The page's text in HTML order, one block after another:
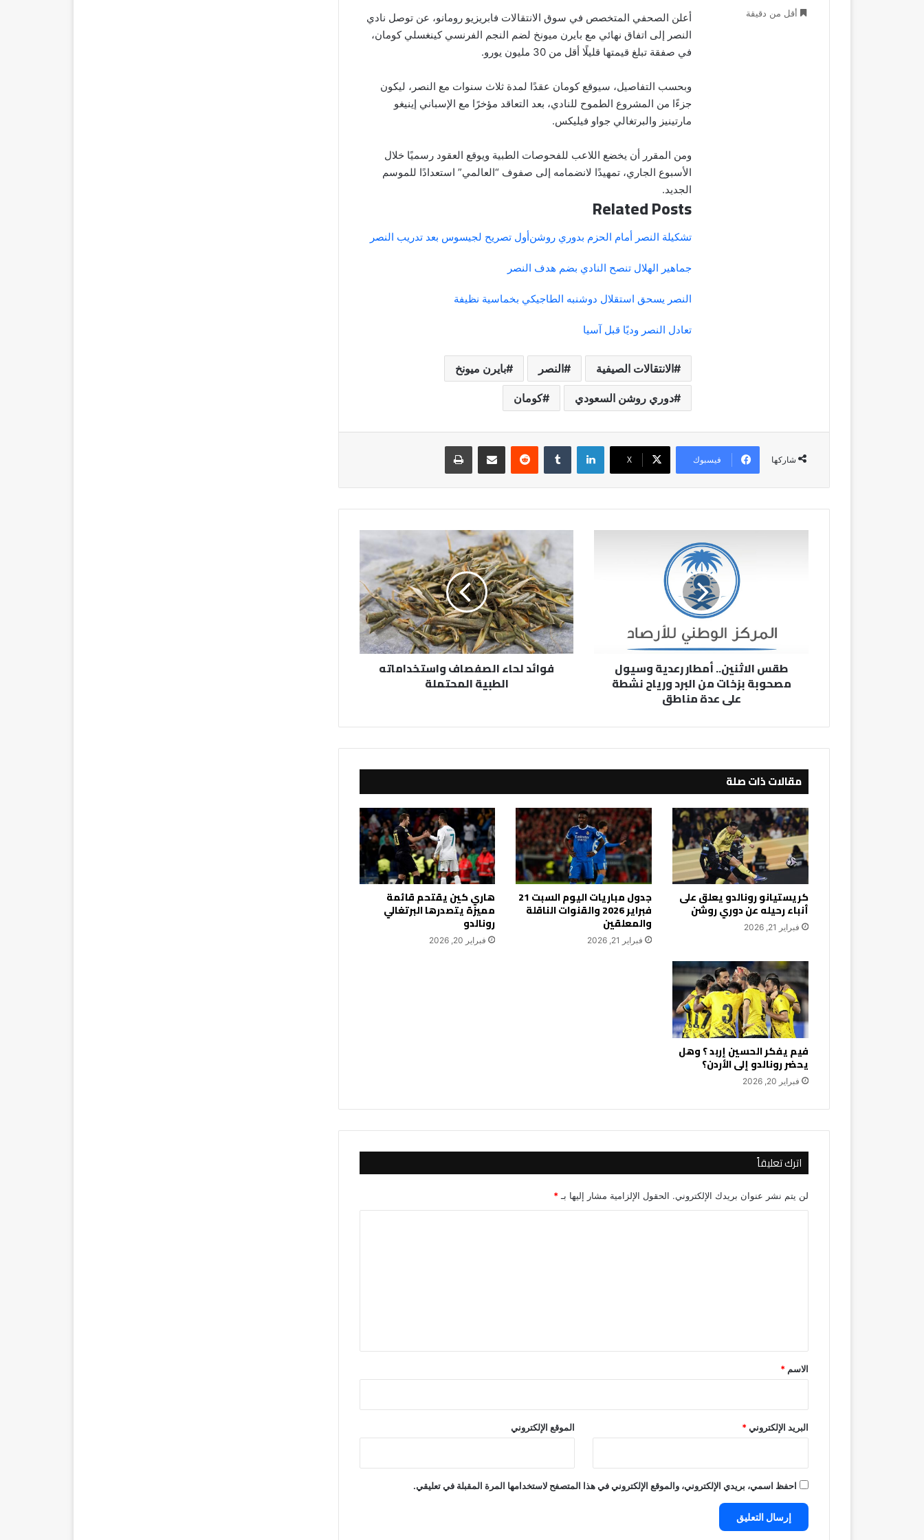
أعلن الصحفي المتخصص في سوق الانتقالات فابريزيو رومانو، عن توصل نادي
النصر إلى اتفاق نهائي مع بايرن ميونخ لضم النجم الفرنسي كينغسلي كومان،
في صفقة تبلغ قيمتها قليلًا أقل من 30 مليون يورو.
وبحسب التفاصيل، سيوقع كومان عقدًا لمدة ثلاث سنوات مع النصر، ليكون
جزءًا من المشروع الطموح للنادي، بعد التعاقد مؤخرًا مع الإسباني إينيغو
مارتينيز والبرتغالي جواو فيليكس.
ومن المقرر أن يخضع اللاعب للفحوصات الطبية ويوقع العقود رسميًا خلال
الأسبوع الجاري، تمهيدًا لانضمامه إلى صفوف “العالمي” استعدادًا للموسم
الجديد.
Related Posts
تشكيلة النصر أمام الحزم بدوري روشنأول تصريح لجيسوس بعد تدريب النصر
جماهير الهلال تنصح النادي بضم هدف النصر
النصر يسحق استقلال دوشنبه الطاجيكي بخماسية نظيفة
تعادل النصر وديًا قبل آسيا
الانتقالات الصيفية النصر بايرن ميونخ
دوري روشن السعودي كومان
أقل من دقيقة
شاركها فيسبوك ‫X
لينكدإن مشاركة عبر البريد طباعة
نشطة
طقس الاثنين.. أمطار رعدية وسيول
مصحوبة بزخات من البرد ورياح نشطة
على عدة مناطق
الصفصاف
واستخداماته
الطبية
المحتملة
فوائد لحاء الصفصاف واستخداماته
الطبية المحتملة
مقالات ذات صلة
كريستيانو رونالدو يعلق على
أنباء رحيله عن دوري روشن
فبراير 21, 2026
جدول مباريات اليوم السبت 21
فبراير 2026 والقنوات الناقلة
والمعلقين
فبراير 21, 2026
هاري كين يقتحم قائمة
مميزة يتصدرها البرتغالي
رونالدو
فبراير 20, 2026
فيم يفكر الحسين إربد ؟ وهل
يحضر رونالدو إلى الأردن؟
فبراير 20, 2026
اترك تعليقاً
لن يتم نشر عنوان بريدك الإلكتروني. الحقول الإلزامية مشار إليها بـ *
*
الاسم *
البريد الإلكتروني* الموقع الإلكتروني
احفظ اسمي، بريدي الإلكتروني، والموقع الإلكتروني في هذا المتصفح لاستخدامها المرة المقبلة في تعليقي.